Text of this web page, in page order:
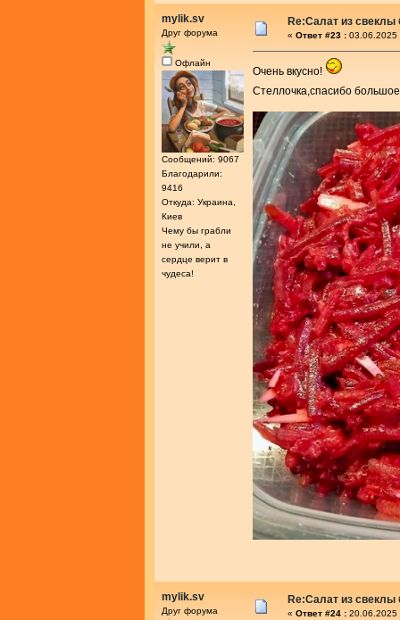
mylik.sv
Друг форума
Офлайн
Сообщений: 9067
Благодарили:
9416
Откуда: Украина,
Киев
Чему бы грабли
не учили, а
сердце верит в
чудеса!
Re:Салат из свеклы
« Ответ #23 : 03.06.2025
Очень вкусно!
Стеллочка,спасибо
mylik.sv
Друг форума
Re:Салат из свеклы
« Ответ #24 : 20.06.2025